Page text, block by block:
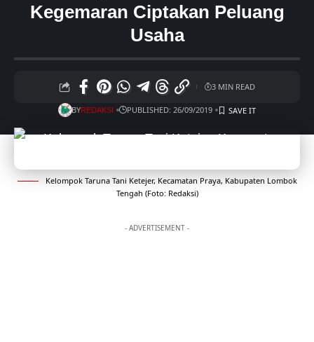
Kegemaran Ciptakan Peluang
Usaha
BYREDAKSI PUBLISHED: 26/09/2019
3 MIN READ
Kelompok Taruna Tani Ketejer, Kecamatan Praya, Kabupaten Lombok
Tengah (Foto: Redaksi)
- ADVERTISEMENT -